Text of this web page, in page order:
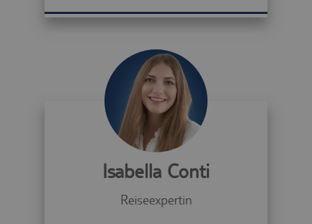
Isabella Conti
Reiseexpertin